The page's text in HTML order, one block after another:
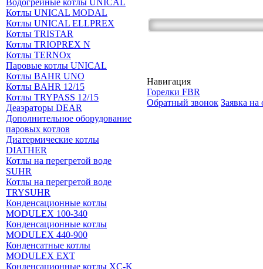
Навигация
Горелки FBR
Обратный звонок Заявка на
Водогрейные котлы UNICAL
Котлы UNICAL MODAL
Котлы UNICAL ELLPREX
Котлы TRISTAR
Котлы TRIOPREX N
Котлы TERNOx
Паровые котлы UNICAL
Котлы BAHR UNO
Котлы BAHR 12/15
Котлы TRYPASS 12/15
Деаэраторы DEAR
Дополнительное оборудование
паровых котлов
Диатермические котлы
DIATHER
Котлы на перегретой воде
SUHR
Котлы на перегретой воде
TRYSUHR
Конденсационные котлы
MODULEX 100-340
Конденсационные котлы
MODULEX 440-900
Конденсатные котлы
MODULEX EXT
Конденсационные котлы XC-K